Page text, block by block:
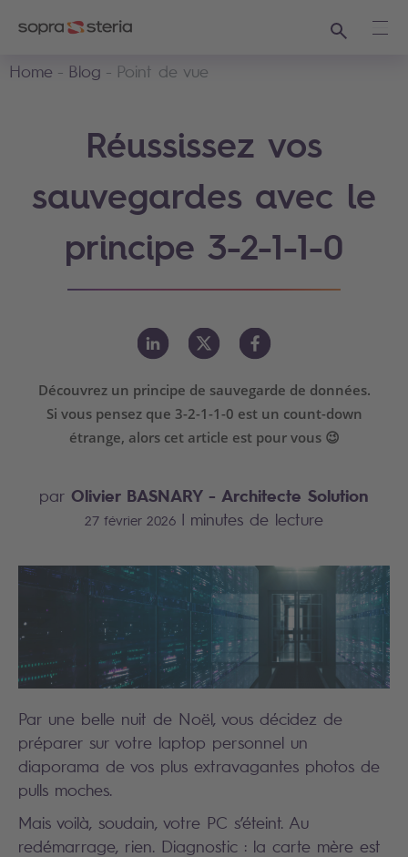
Recherche
Home
Blog Point de vue
Réussissez vos
sauvegardes avec le
principe 3-2-1-1-0
Découvrez un principe de sauvegarde de données.
Si vous pensez que 3-2-1-1-0 est un count-down
étrange, alors cet article est pour vous 😉
par Olivier BASNARY - Architecte Solution
27 février 2026 | minutes de lecture
Par une belle nuit de Noël, vous décidez de
préparer sur votre laptop personnel un
diaporama de vos plus extravagantes photos de
pulls moches.
Mais voilà, soudain, votre PC s’éteint. Au
redémarrage, rien. Diagnostic : la carte mère est